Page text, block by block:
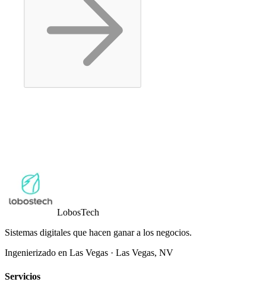
LobosTech
Sistemas digitales que hacen ganar a los negocios.
Ingenierizado en Las Vegas · Las Vegas, NV
Servicios